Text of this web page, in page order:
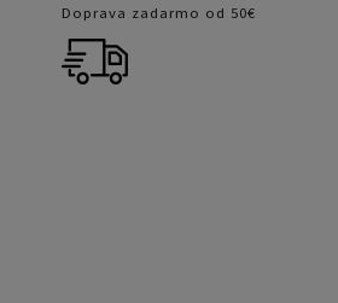
Doprava zadarmo od 50€